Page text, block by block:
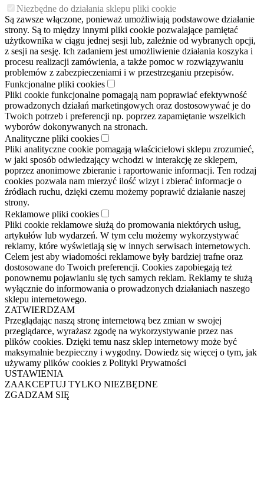
Niezbędne do działania sklepu pliki cookie
Są zawsze włączone, ponieważ umożliwiają podstawowe działanie
strony. Są to między innymi pliki cookie pozwalające pamiętać
użytkownika w ciągu jednej sesji lub, zależnie od wybranych opcji,
z sesji na sesję. Ich zadaniem jest umożliwienie działania koszyka i
procesu realizacji zamówienia, a także pomoc w rozwiązywaniu
problemów z zabezpieczeniami i w przestrzeganiu przepisów.
Funkcjonalne pliki cookies
Pliki cookie funkcjonalne pomagają nam poprawiać efektywność
prowadzonych działań marketingowych oraz dostosowywać je do
Twoich potrzeb i preferencji np. poprzez zapamiętanie wszelkich
wyborów dokonywanych na stronach.
Analityczne pliki cookies
Pliki analityczne cookie pomagają właścicielowi sklepu zrozumieć,
w jaki sposób odwiedzający wchodzi w interakcję ze sklepem,
poprzez anonimowe zbieranie i raportowanie informacji. Ten rodzaj
cookies pozwala nam mierzyć ilość wizyt i zbierać informacje o
źródłach ruchu, dzięki czemu możemy poprawić działanie naszej
strony.
Reklamowe pliki cookies
Pliki cookie reklamowe służą do promowania niektórych usług,
artykułów lub wydarzeń. W tym celu możemy wykorzystywać
reklamy, które wyświetlają się w innych serwisach internetowych.
Celem jest aby wiadomości reklamowe były bardziej trafne oraz
dostosowane do Twoich preferencji. Cookies zapobiegają też
ponownemu pojawianiu się tych samych reklam. Reklamy te służą
wyłącznie do informowania o prowadzonych działaniach naszego
sklepu internetowego.
ZATWIERDZAM
Przeglądając naszą stronę internetową bez zmian w swojej
przeglądarce, wyrażasz zgodę na wykorzystywanie przez nas
plików cookies. Dzięki temu nasz sklep internetowy może być
maksymalnie bezpieczny i wygodny. Dowiedz się więcej o tym, jak
używamy plików cookies z Polityki Prywatności
USTAWIENIA
ZAAKCEPTUJ TYLKO NIEZBĘDNE
ZGADZAM SIĘ